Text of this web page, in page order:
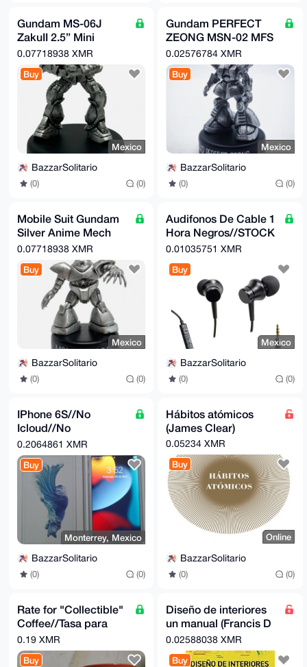
Gundam MS-06J
ZakuII 2.5” Mini
Figure Mobile Suit All
Silver Bandai Toy
0.07718938 XMR
Buy
Mexico
BazzarSolitario
(0) (0)
Gundam PERFECT
ZEONG MSN-02 MFS
Mini Figure Selection
Zeon Figurine Bandai
Japan
0.02576784 XMR
Buy
Mexico
BazzarSolitario
(0) (0)
Mobile Suit Gundam
Silver Anime Mech
Trading Figure RARE
Bandai MSM-03 Gogg
0.07718938 XMR
Buy
Mexico
BazzarSolitario
(0) (0)
Audifonos De Cable 1
Hora Negros//STOCK
ILIMITADO mas de
disponibles.
0.01035751 XMR
Buy
Mexico
BazzarSolitario
(0) (0)
IPhone 6S//No
Icloud//No
Password//FreeSIM//
0.2064861 XMR
Buy
Monterrey, Mexico
BazzarSolitario
(0) (0)
Hábitos atómicos
(James Clear)
0.05234 XMR
Buy
Online
BazzarSolitario
(0) (0)
Rate for "Collectible"
Coffee//Tasa para
Cafe "Coleccionable"
de Banco Banregio"
0.19 XMR
Buy
Diseño de interiores
un manual (Francis D
k ching, Corky
Binggeli)
0.02588038 XMR
Buy